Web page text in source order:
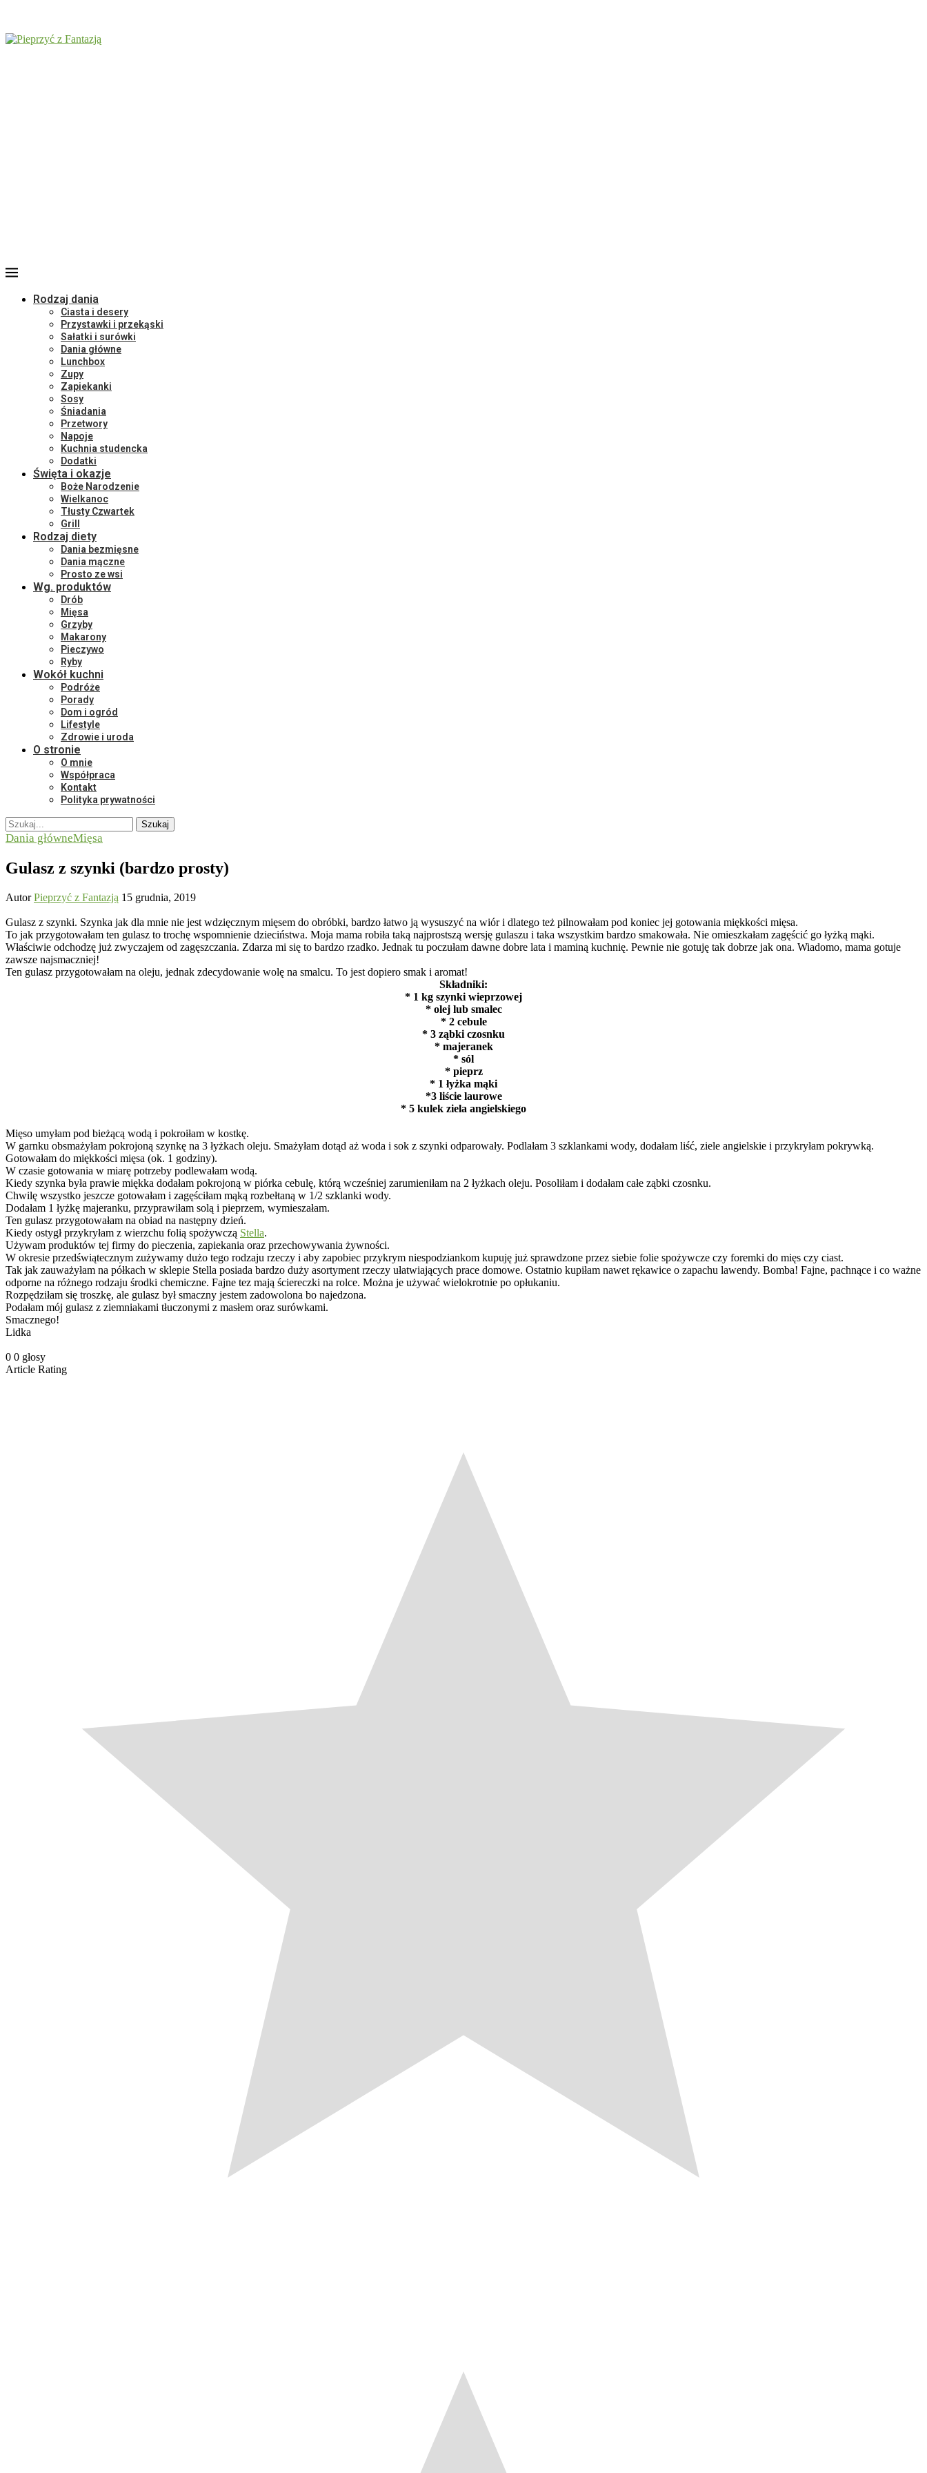
Rodzaj dania
Ciasta i desery
Przystawki i przekąski
Sałatki i surówki
Dania główne
Lunchbox
Zupy
Zapiekanki
Sosy
Śniadania
Przetwory
Napoje
Kuchnia studencka
Dodatki
Święta i okazje
Boże Narodzenie
Wielkanoc
Tłusty Czwartek
Grill
Rodzaj diety
Dania bezmięsne
Dania mączne
Prosto ze wsi
Wg. produktów
Drób
Mięsa
Grzyby
Makarony
Pieczywo
Ryby
Wokół kuchni
Podróże
Porady
Dom i ogród
Lifestyle
Zdrowie i uroda
O stronie
O mnie
Współpraca
Kontakt
Polityka prywatności
Szukaj
Dania główneMięsa
Gulasz z szynki (bardzo prosty)
AutorPieprzyć z Fantazją 15 grudnia, 2019
Gulasz z szynki. Szynka jak dla mnie nie jest wdzięcznym mięsem do obróbki, bardzo łatwo ją wysuszyć na wiór i dlatego też pilnowałam pod koniec jej gotowania miękkości mięsa.
To jak przygotowałam ten gulasz to trochę wspomnienie dzieciństwa. Moja mama robiła taką najprostszą wersję gulaszu i taka wszystkim bardzo smakowała. Nie omieszkałam zagęścić go łyżką mąki.
Właściwie odchodzę już zwyczajem od zagęszczania. Zdarza mi się to bardzo rzadko. Jednak tu poczułam dawne dobre lata i maminą kuchnię. Pewnie nie gotuję tak dobrze jak ona. Wiadomo, mama gotuje
zawsze najsmaczniej!
Ten gulasz przygotowałam na oleju, jednak zdecydowanie wolę na smalcu. To jest dopiero smak i aromat!
Składniki:
* 1 kg szynki wieprzowej
* olej lub smalec
* 2 cebule
* 3 ząbki czosnku
* majeranek
* sól
* pieprz
* 1 łyżka mąki
*3 liście laurowe
* 5 kulek ziela angielskiego
Mięso umyłam pod bieżącą wodą i pokroiłam w kostkę.
W garnku obsmażyłam pokrojoną szynkę na 3 łyżkach oleju. Smażyłam dotąd aż woda i sok z szynki odparowały. Podlałam 3 szklankami wody, dodałam liść, ziele angielskie i przykryłam pokrywką.
Gotowałam do miękkości mięsa (ok. 1 godziny).
W czasie gotowania w miarę potrzeby podlewałam wodą.
Kiedy szynka była prawie miękka dodałam pokrojoną w piórka cebulę, którą wcześniej zarumieniłam na 2 łyżkach oleju. Posoliłam i dodałam całe ząbki czosnku.
Chwilę wszystko jeszcze gotowałam i zagęściłam mąką rozbełtaną w 1/2 szklanki wody.
Dodałam 1 łyżkę majeranku, przyprawiłam solą i pieprzem, wymieszałam.
Ten gulasz przygotowałam na obiad na następny dzień.
Kiedy ostygł przykryłam z wierzchu folią spożywczą Stella.
Używam produktów tej firmy do pieczenia, zapiekania oraz przechowywania żywności.
W okresie przedświątecznym zużywamy dużo tego rodzaju rzeczy i aby zapobiec przykrym niespodziankom kupuję już sprawdzone przez siebie folie spożywcze czy foremki do mięs czy ciast.
Tak jak zauważyłam na półkach w sklepie Stella posiada bardzo duży asortyment rzeczy ułatwiających prace domowe. Ostatnio kupiłam nawet rękawice o zapachu lawendy. Bomba! Fajne, pachnące i co ważne
odporne na różnego rodzaju środki chemiczne. Fajne tez mają ściereczki na rolce. Można je używać wielokrotnie po opłukaniu.
Rozpędziłam się troszkę, ale gulasz był smaczny jestem zadowolona bo najedzona.
Podałam mój gulasz z ziemniakami tłuczonymi z masłem oraz surówkami.
Smacznego!
Lidka
0 0 głosy
Article Rating